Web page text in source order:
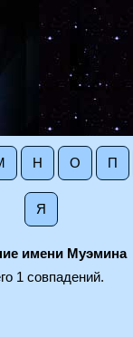
Н О П
Я
имени Муэмина
1 совпадений.